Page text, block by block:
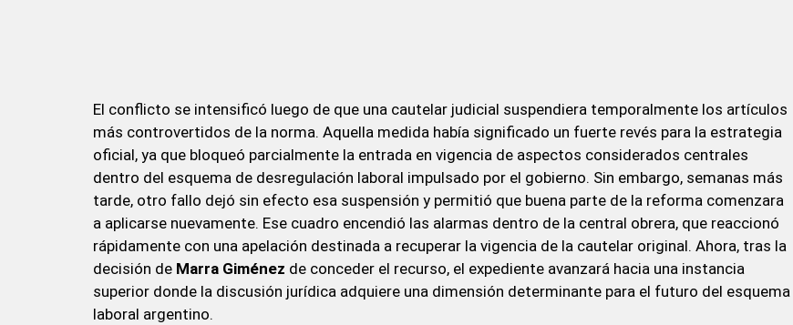
El conflicto se intensificó luego de que una cautelar judicial suspendiera temporalmente los artículos
más controvertidos de la norma. Aquella medida había significado un fuerte revés para la estrategia
oficial, ya que bloqueó parcialmente la entrada en vigencia de aspectos considerados centrales
dentro del esquema de desregulación laboral impulsado por el gobierno. Sin embargo, semanas más
tarde, otro fallo dejó sin efecto esa suspensión y permitió que buena parte de la reforma comenzara
a aplicarse nuevamente. Ese cuadro encendió las alarmas dentro de la central obrera, que reaccionó
rápidamente con una apelación destinada a recuperar la vigencia de la cautelar original. Ahora, tras la
decisión de Marra Giménez de conceder el recurso, el expediente avanzará hacia una instancia
superior donde la discusión jurídica adquiere una dimensión determinante para el futuro del esquema
laboral argentino.